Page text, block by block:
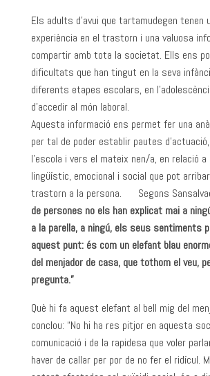
Els adults d’avui que tartamudegen tenen
experiència en el trastorn i una valuosa
compartir amb tota la societat. Ells ens
dificultats que han tingut en la seva
diferents etapes escolars, en
d’accedir al món laboral.
Aquesta informació ens permet fer una
per tal de poder establir pautes
l’escola i vers el mateix nen/a, en relació a
lingüístic, emocional i social que pot
trastorn a la persona. Segons
de persones no els han explicat mai a
a la parella, a ningú, els seus sentiments
aquest punt: és com un elefant blau
del menjador de casa, que tothom el veu,
pregunta.”
Què hi fa aquest elefant al bell mig del
conclou: “No hi ha res pitjor en aquesta
comunicació i de la rapidesa que voler
haver de callar per por de no fer el ridícul.